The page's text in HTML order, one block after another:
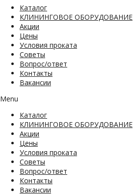
Каталог
КЛИНИНГОВОЕ ОБОРУДОВАНИЕ
Акции
Цены
Условия проката
Советы
Вопрос/ответ
Контакты
Вакансии
Menu
Каталог
КЛИНИНГОВОЕ ОБОРУДОВАНИЕ
Акции
Цены
Условия проката
Советы
Вопрос/ответ
Контакты
Вакансии